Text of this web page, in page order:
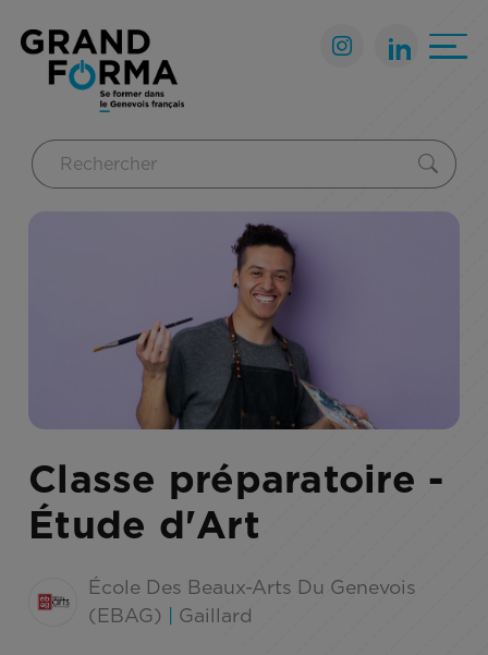
Classe préparatoire -
Étude d'Art
École Des Beaux-Arts Du Genevois
(EBAG) | Gaillard